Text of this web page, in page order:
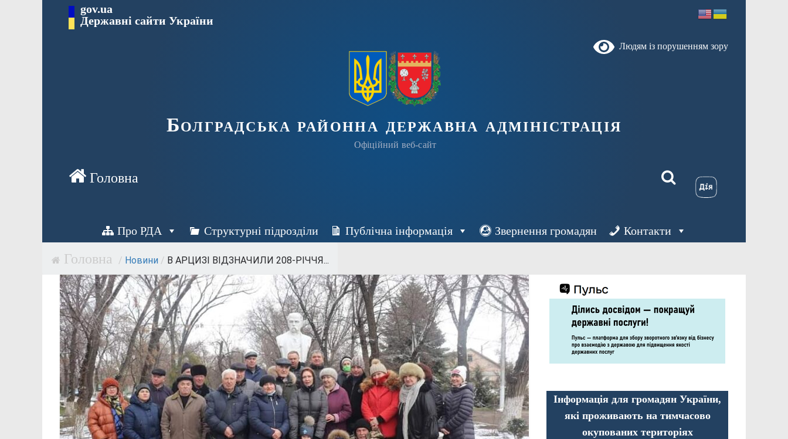
Перейти gov.ua
Державні сайти України
Людям із порушенням зору
Болградська районна державна адміністрація
Офіційний веб-сайт
Про РДА Структурні підрозділи Публічна інформація Звернення громадян Контакти
/ Новини / В АРЦИЗІ ВІДЗНАЧИЛИ 208-РІЧЧЯ...
Інформація для громадян України,
які проживають на тимчасово
окупованих територіях